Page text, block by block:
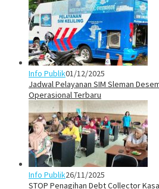
Info Publik01/12/2025
Jadwal Pelayanan SIM Sleman
Operasional Terbaru
Info Publik26/11/2025
STOP Penagihan Debt Collector